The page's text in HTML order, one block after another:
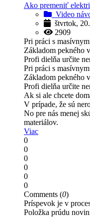
Ako premeniť
Video
štvrtok,
2909
Pri práci s
Základom pekného
Profi dielňa určite
Pri práci s
Základom pekného
Profi dielňa určite
Ak si ale chcete
V prípade, že sú
No pre nás menej
materiálov.
Viac
0
0
0
0
0
0
Comments (0)
Príspevok je v
Položka prúdu